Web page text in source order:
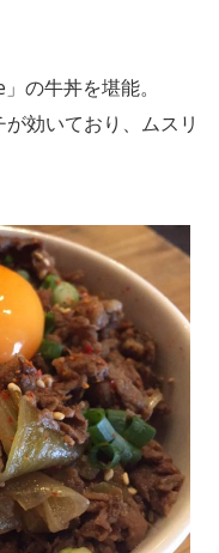
の牛丼を堪能。
効いており、ムスリ